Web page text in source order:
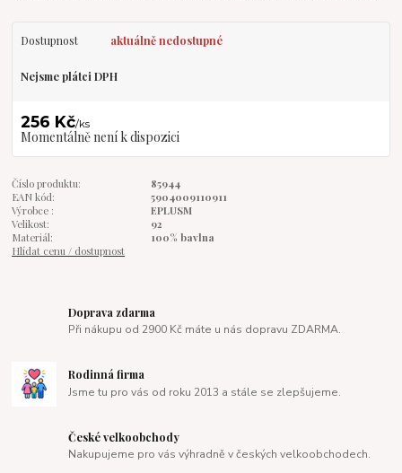
Dostupnost aktuálně nedostupné
Nejsme plátci DPH
256 Kč/ks
Momentálně není k dispozici
Číslo produktu:
85944
EAN kód:
5904009110911
Výrobce :
EPLUSM
Velikost:
92
Materiál:
100% bavlna
Hlídat cenu / dostupnost
Doprava zdarma
Při nákupu od 2900 Kč máte u nás dopravu ZDARMA.
Rodinná firma
Jsme tu pro vás od roku 2013 a stále se zlepšujeme.
České velkoobchody
Nakupujeme pro vás výhradně v českých velkoobchodech.